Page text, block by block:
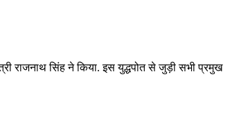
राजनाथ सिंह ने किया. इस युद्धपोत से जुड़ी सभी प्रमुख